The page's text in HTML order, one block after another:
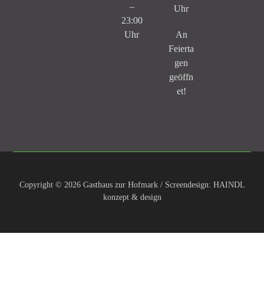
–
23:00
Uhr
Uhr
An
Feierta
gen
geöffn
et!
Copyright © 2026 Gasthaus zur Hofmark / Screendesign: HAINDL
konzept & design